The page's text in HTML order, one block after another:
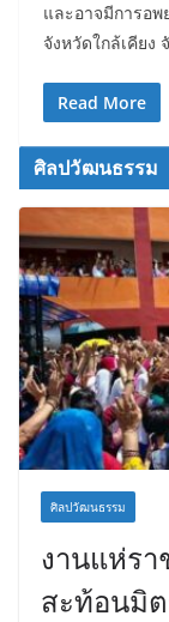
และอาจมีการอ
จังหวัดใกล้เคียง
Read More
ศิลปวัฒนธรรม
ศิลปวัฒนธรรม
งานแห่ร
สะท้อนมิ